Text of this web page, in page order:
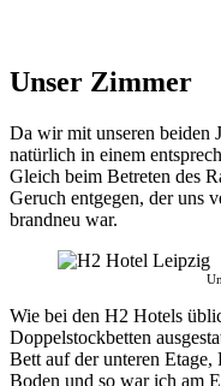
Unser Zimmer
Da wir mit unseren beiden
natürlich in einem
Gleich beim Betreten des
Geruch entgegen, der uns
brandneu war.
Wie bei den H2 Hotels
Doppelstockbetten
Bett auf der unteren
Boden und so war ich am